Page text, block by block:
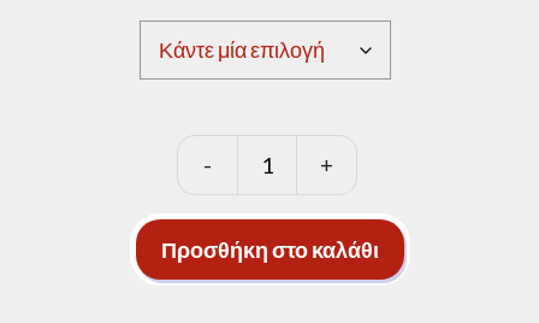
-
RHODIUS
DG30
ποσότητα
+
Προσθήκη στο καλάθι